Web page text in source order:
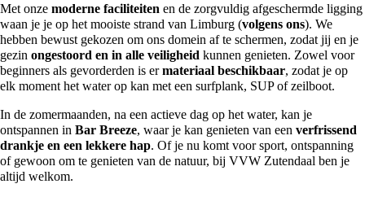
Met onze moderne faciliteiten en de zorgvuldig afgeschermde ligging
waan je je op het mooiste strand van Limburg (volgens ons). We
hebben bewust gekozen om ons domein af te schermen, zodat jij en je
gezin ongestoord en in alle veiligheid kunnen genieten. Zowel voor
beginners als gevorderden is ermateriaal beschikbaar, zodat je op
elk moment het water op kan met een surfplank, SUP of zeilboot.
In de zomermaanden, na een actieve dag op het water, kan je
ontspannen in Bar Breeze, waar je kan genieten van een verfrissend
drankje en een lekkere hap. Of je nu komt voor sport, ontspanning
of gewoon om te genieten van de natuur, bij VVW Zutendaal ben je
altijd welkom.